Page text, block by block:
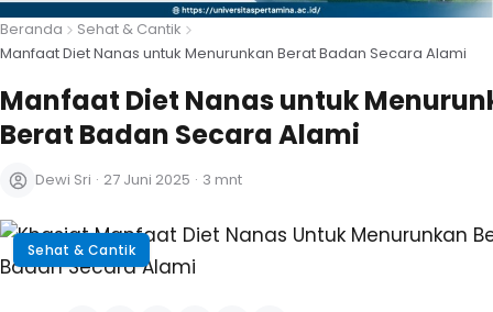
Beranda
Sehat & Cantik
Manfaat Diet Nanas untuk Menurunkan Berat Badan Secara Alami
Manfaat Diet Nanas untuk
Berat Badan Secara Alami
Dewi Sri · 27 Juni 2025 · 3 mnt
Sehat & Cantik